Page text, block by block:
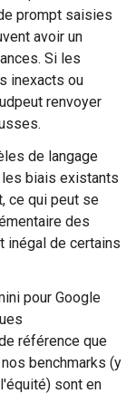
prompt saisies
avoir un
Si les
inexacts ou
renvoyer
de langage
biais existants
ce qui peut se
des
inégal de certains
pour Google
référence que
benchmarks (y
sont en